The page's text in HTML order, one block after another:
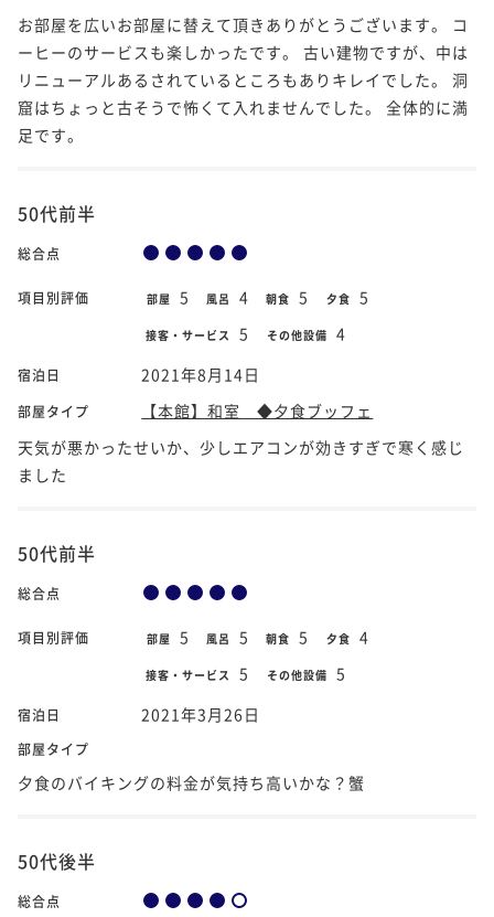
お部屋を広いお部屋に替えて頂きありがとうございます。 コ
ーヒーのサービスも楽しかったです。 古い建物ですが、中は
リニューアルあるされているところもありキレイでした。 洞
窟はちょっと古そうで怖くて入れませんでした。 全体的に満
足です。
50代前半
総合点
項目別評価 部屋 5 風呂 4 朝食 5 夕食 5
接客・サービス 5 その他設備 4
宿泊日 2021年8月14日
部屋タイプ
【本館】和室 ◆夕食ブッフェ
天気が悪かったせいか、少しエアコンが効きすぎで寒く感じ
ました
50代前半
総合点
項目別評価 部屋 5 風呂 5 朝食 5 夕食 4
接客・サービス 5 その他設備 5
宿泊日 2021年3月26日
部屋タイプ
夕食のバイキングの料金が気持ち高いかな？蟹
50代後半
総合点